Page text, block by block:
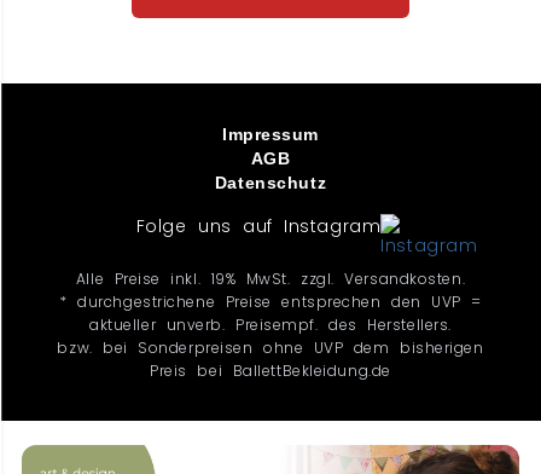
Impressum
AGB
Datenschutz
Folge uns auf Instagram
Alle Preise inkl. 19% MwSt. zzgl. Versandkosten.
* durchgestrichene Preise entsprechen den UVP =
aktueller unverb. Preisempf. des Herstellers.
bzw. bei Sonderpreisen ohne UVP dem bisherigen
Preis bei BallettBekleidung.de